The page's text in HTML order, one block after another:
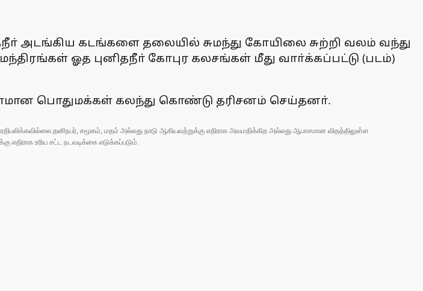
அடங்கிய கடங்களை தலையில் சுமந்து கோயிலை சுற்றி வலம் வந்து
ஓத புனிதநீா் கோபுர கலசங்கள் மீது வாா்க்கப்பட்டு (படம்)
பொதுமக்கள் கலந்து கொண்டு தரிசனம் செய்தனா்.
சமூகம், மதம் அல்லது நாடு ஆகியவற்றுக்கு எதிராக அவமதிக்கிற அல்லது ஆபாசமான விதத்திலுள்ள
உரிய சட்ட நடவடிக்கை எடுக்கப்படும்.